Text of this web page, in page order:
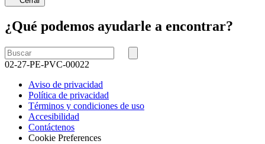
¿Qué podemos ayudarle a encontrar?
Buscar
por
Buscar
02-27-PE-PVC-00022
Aviso de privacidad
Política de privacidad
Términos y condiciones de uso
Accesibilidad
Contáctenos
Cookie Preferences